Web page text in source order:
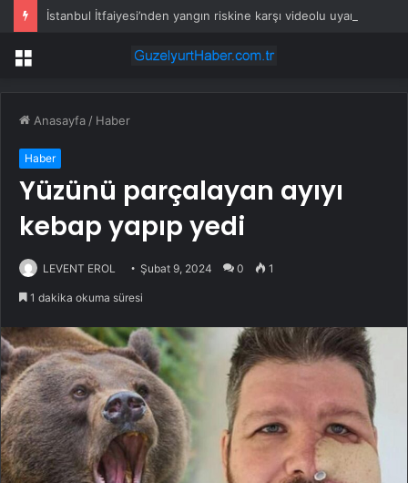
İstanbul İtfaiyesi’nden yangın riskine karşı videolu uyarı
Menü
Anasayfa / Haber
Haber
Yüzünü parçalayan ayıyı
kebap yapıp yedi
LEVENT EROL Şubat 9, 2024 0 1
1 dakika okuma süresi